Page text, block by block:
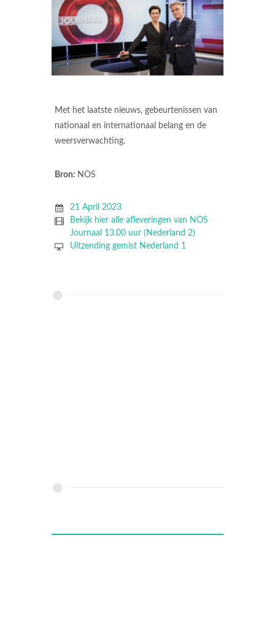
Met het laatste nieuws, gebeurtenissen van
nationaal en internationaal belang en de
weersverwachting.
Bron: NOS
21 April 2023
Bekijk hier alle afleveringen van NOS
Journaal 13.00 uur (Nederland 2)
Uitzending gemist Nederland 1